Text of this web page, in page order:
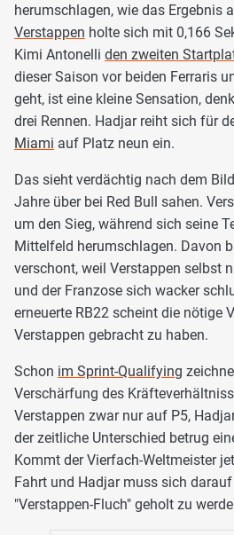
herumschlagen, wie das Ergebnis
Verstappen holte sich mit 0,166
Kimi Antonelli den zweiten
dieser Saison vor beiden Ferraris
geht, ist eine kleine Sensation,
drei Rennen. Hadjar reiht sich für
Miami auf Platz neun ein.
Das sieht verdächtig nach dem
Jahre über bei Red Bull sahen.
um den Sieg, während sich seine
Mittelfeld herumschlagen. Davon
verschont, weil Verstappen selbst
und der Franzose sich wacker
erneuerte RB22 scheint die nötige
Verstappen gebracht zu haben.
Schon im Sprint-Qualifying
Verschärfung des
Verstappen zwar nur auf P5,
der zeitliche Unterschied betrug
Kommt der Vierfach-Weltmeister
Fahrt und Hadjar muss sich
"Verstappen-Fluch" geholt zu